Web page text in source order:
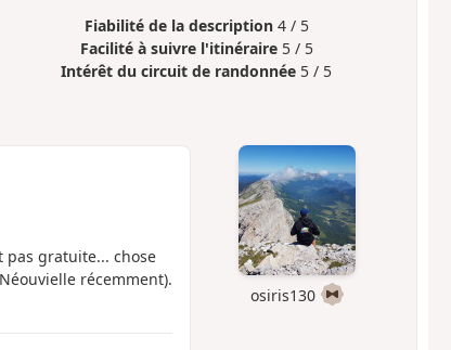
Fiabilité de la description 4 / 5
Facilité à suivre l'itinéraire 5 / 5
Intérêt du circuit de randonnée 5 / 5
osiris130
pas gratuite... chose
récemment).